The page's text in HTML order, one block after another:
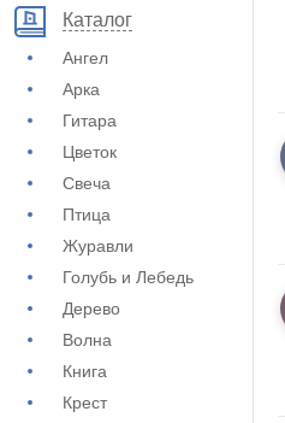
Каталог
Ангел
Арка
Гитара
Цветок
Свеча
Птица
Журавли
Голубь и Лебедь
Дерево
Волна
Книга
Крест